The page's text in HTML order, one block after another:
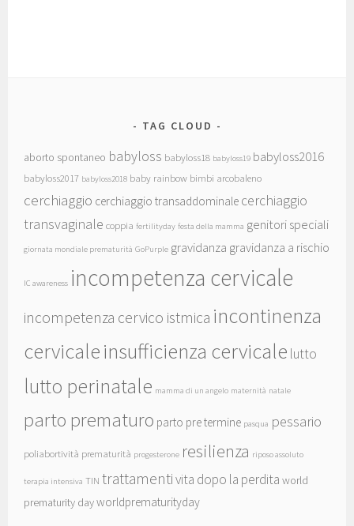
TAG CLOUD
aborto spontaneo babyloss babyloss18 babyloss19 babyloss2016
babyloss2017 babyloss2018 baby rainbow bimbi arcobaleno
cerchiaggio cerchiaggio transaddominale cerchiaggio
transvaginale coppia fertilityday festa della mamma genitori speciali
giornata mondiale prematurità GoPurple gravidanza gravidanza a rischio
IC awareness incompetenza cervicale
incompetenza cervico istmica incontinenza
cervicaleinsufficienza cervicale lutto
lutto perinatale mamma di un angelo maternità natale
parto prematuro parto pre termine pasqua pessario
poliabortività prematurità progesterone resilienza riposo assoluto
terapia intensiva TIN trattamentivita dopo la perdita world
prematurity dayworldprematurityday